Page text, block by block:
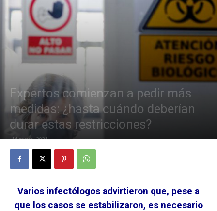
Expertos comienzan a pedir más
medidas: ¿hasta cuándo deberían
durar estas restricciones?
14 mayo, 2021
Varios infectólogos advirtieron que, pese a
que los casos se estabilizaron, es necesario